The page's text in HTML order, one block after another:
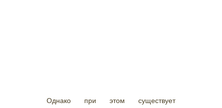
Однако при этом существует